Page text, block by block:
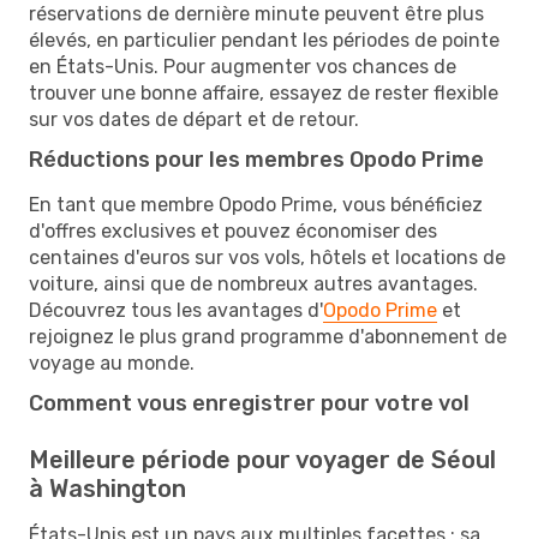
réservations de dernière minute peuvent être plus
élevés, en particulier pendant les périodes de pointe
en États-Unis. Pour augmenter vos chances de
trouver une bonne affaire, essayez de rester flexible
sur vos dates de départ et de retour.
Réductions pour les membres Opodo Prime
En tant que membre Opodo Prime, vous bénéficiez
d'offres exclusives et pouvez économiser des
centaines d'euros sur vos vols, hôtels et locations de
voiture, ainsi que de nombreux autres avantages.
Découvrez tous les avantages d'Opodo Prime et
rejoignez le plus grand programme d'abonnement de
voyage au monde.
Comment vous enregistrer pour votre vol
Meilleure période pour voyager de Séoul
à Washington